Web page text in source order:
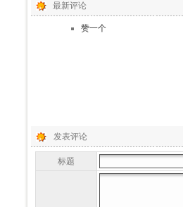
最新评论
赞一个
发表评论
标题